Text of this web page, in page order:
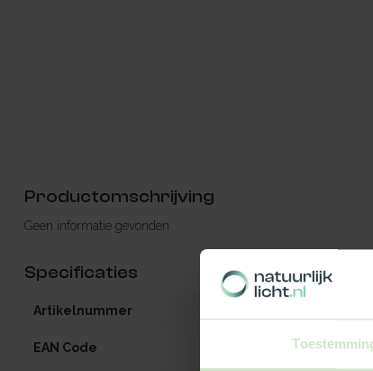
Productomschrijving
Geen informatie gevonden
Specificaties
Artikelnummer
EAN Code